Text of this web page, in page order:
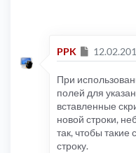
PPK
При
полей для
вставленные
новой строки,
так, чтобы
строку.